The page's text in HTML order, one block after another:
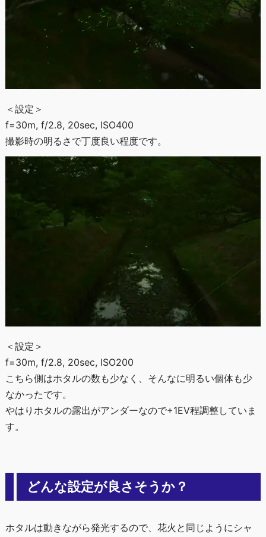
＜設定＞
f=30m, f/2.8, 20sec, ISO400
撮影時の明るさで丁度良い程度です。
＜設定＞
f=30m, f/2.8, 20sec, ISO200
こちら側はホタルの数も少なく、そんなに明るい個体も少
なかったです。
やはりホタルの露出がアンダーなので+1EV程調整していま
す。
どんな設定が良さそうか？
ホタルは動きながら発光するので、花火と同じようにシャ